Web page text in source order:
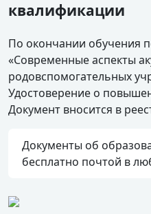
квалификации
По окончании обучения
«Современные аспекты
родовспомогательных
Удостоверение о
Документ вносится в
Документы об
бесплатно почтой в